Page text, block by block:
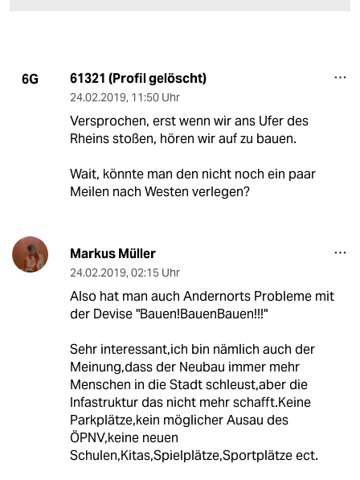
6G 61321 (Profil gelöscht)
24.02.2019, 11:50 Uhr
Versprochen, erst wenn wir ans Ufer des
Rheins stoßen, hören wir auf zu bauen.
Wait, könnte man den nicht noch ein paar
Meilen nach Westen verlegen?
Markus Müller
24.02.2019, 02:15 Uhr
Also hat man auch Andernorts Probleme mit
der Devise "Bauen!BauenBauen!!!"
Sehr interessant,ich bin nämlich auch der
Meinung,dass der Neubau immer mehr
Menschen in die Stadt schleust,aber die
Infastruktur das nicht mehr schafft.Keine
Parkplätze,kein möglicher Ausau des
ÖPNV,keine neuen
Schulen,Kitas,Spielplätze,Sportplätze ect.